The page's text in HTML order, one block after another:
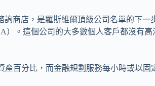
詢商店，是羅斯維爾頂級公司名單的下一
）。這個公司的大多數個人客戶都沒有
產百分比，而金融規劃服務每小時或以